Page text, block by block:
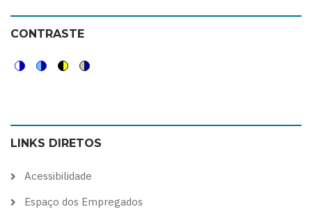
CONTRASTE
color
theme
blue
theme
high
visibility
soft
theme
LINKS DIRETOS
Acessibilidade
Espaço dos Empregados